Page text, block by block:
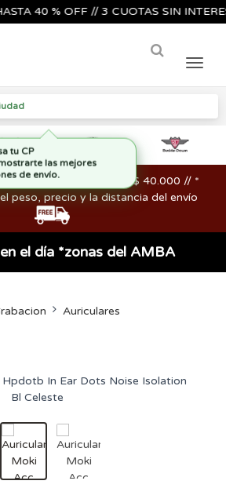
% OFF // 3 CUOTAS SIN
compras mayores a los $ 40.000 // *
peso, precio y la distancia del envío
el día *zonas del AMBA
Auriculares